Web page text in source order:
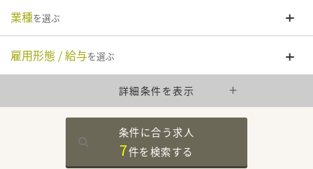
業種を選ぶ
雇用形態 / 給与を選ぶ
詳細条件を表示
条件に合う求人
7件を検索する